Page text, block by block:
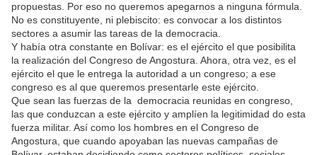
propuestas. Por eso no queremos apegarnos a ninguna fórmula.
No es constituyente, ni plebiscito: es convocar a los distintos
sectores a asumir las tareas de la democracia.
Y había otra constante en Bolívar: es el ejército el que posibilita
la realización del Congreso de Angostura. Ahora, otra vez, es el
ejército el que le entrega la autoridad a un congreso; a ese
congreso es al que queremos presentarle este ejército.
Que sean las fuerzas de la democracia reunidas en congreso,
las que conduzcan a este ejército y amplíen la legitimidad do esta
fuerza militar. Así como los hombres en el Congreso de
Angostura, que cuando apoyaban las nuevas campañas de